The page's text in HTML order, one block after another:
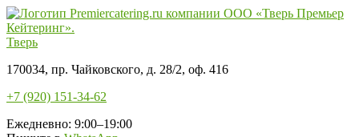
Тверь
170034, пр. Чайковского, д. 28/2, оф. 416
+7 (920) 151-34-62
Ежедневно: 9:00–19:00